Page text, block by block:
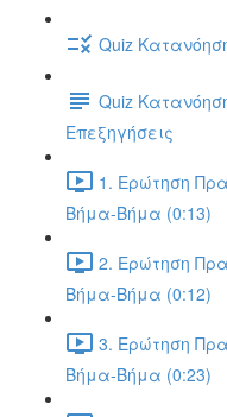
Quiz
Quiz
Επεξηγήσεις
1. Ερώτηση
Βήμα-Βήμα (0:13)
2. Ερώτηση
Βήμα-Βήμα (0:12)
3. Ερώτηση
Βήμα-Βήμα (0:23)